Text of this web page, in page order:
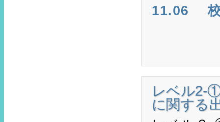
11.06 校
レベル2-
に関する